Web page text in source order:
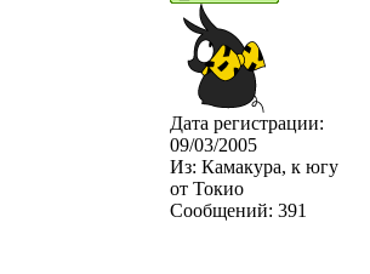
Дата регистрации:
09/03/2005
Из: Камакура, к югу
от Токио
Сообщений: 391